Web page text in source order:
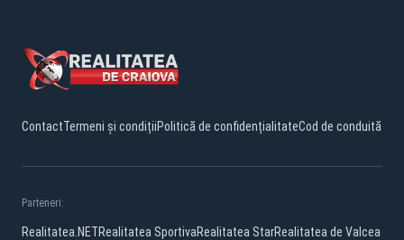
ContactTermeni și condițiiPolitică de confidențialitateCod de conduită
Parteneri:
Realitatea.NETRealitatea SportivaRealitatea StarRealitatea de Valcea